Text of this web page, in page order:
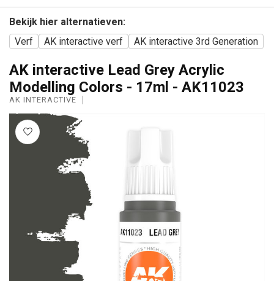
Bekijk hier alternatieven:
Verf
AK interactive verf AK interactive 3rd Generation
AK interactive Lead Grey Acrylic
Modelling Colors - 17ml - AK11023
AK INTERACTIVE